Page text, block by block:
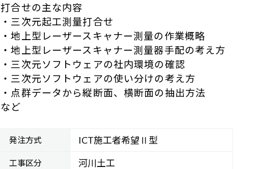
打合せの主な内容
・三次元起工測量打合せ
・地上型レーザースキャナー測量の作業概略
・地上型レーザースキャナー測量器手配の考え方
・三次元ソフトウェアの社内環境の確認
・三次元ソフトウェアの使い分けの考え方
・点群データから縦断面、横断面の抽出方法
発注方式 ICT施工者希望Ⅱ型
工事区分 河川土工